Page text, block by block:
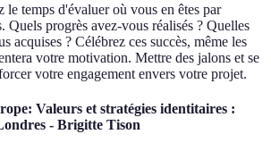
le temps d'évaluer où vous en êtes par
Quels progrès avez-vous réalisés ? Quelles
acquises ? Célébrez ces succès, même les
votre motivation. Mettre des jalons et se
votre engagement envers votre projet.
Valeurs et stratégies identitaires :
- Brigitte Tison